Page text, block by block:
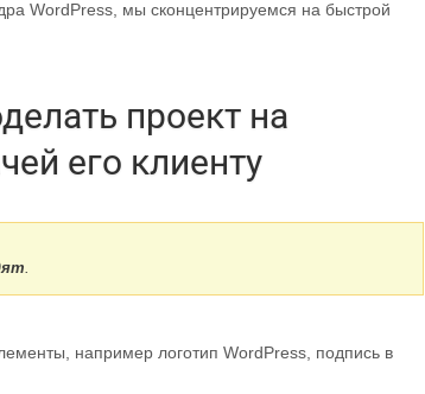
WordPress, мы сконцентрируемся на быстрой
проект на
его клиенту
например логотип WordPress, подпись в